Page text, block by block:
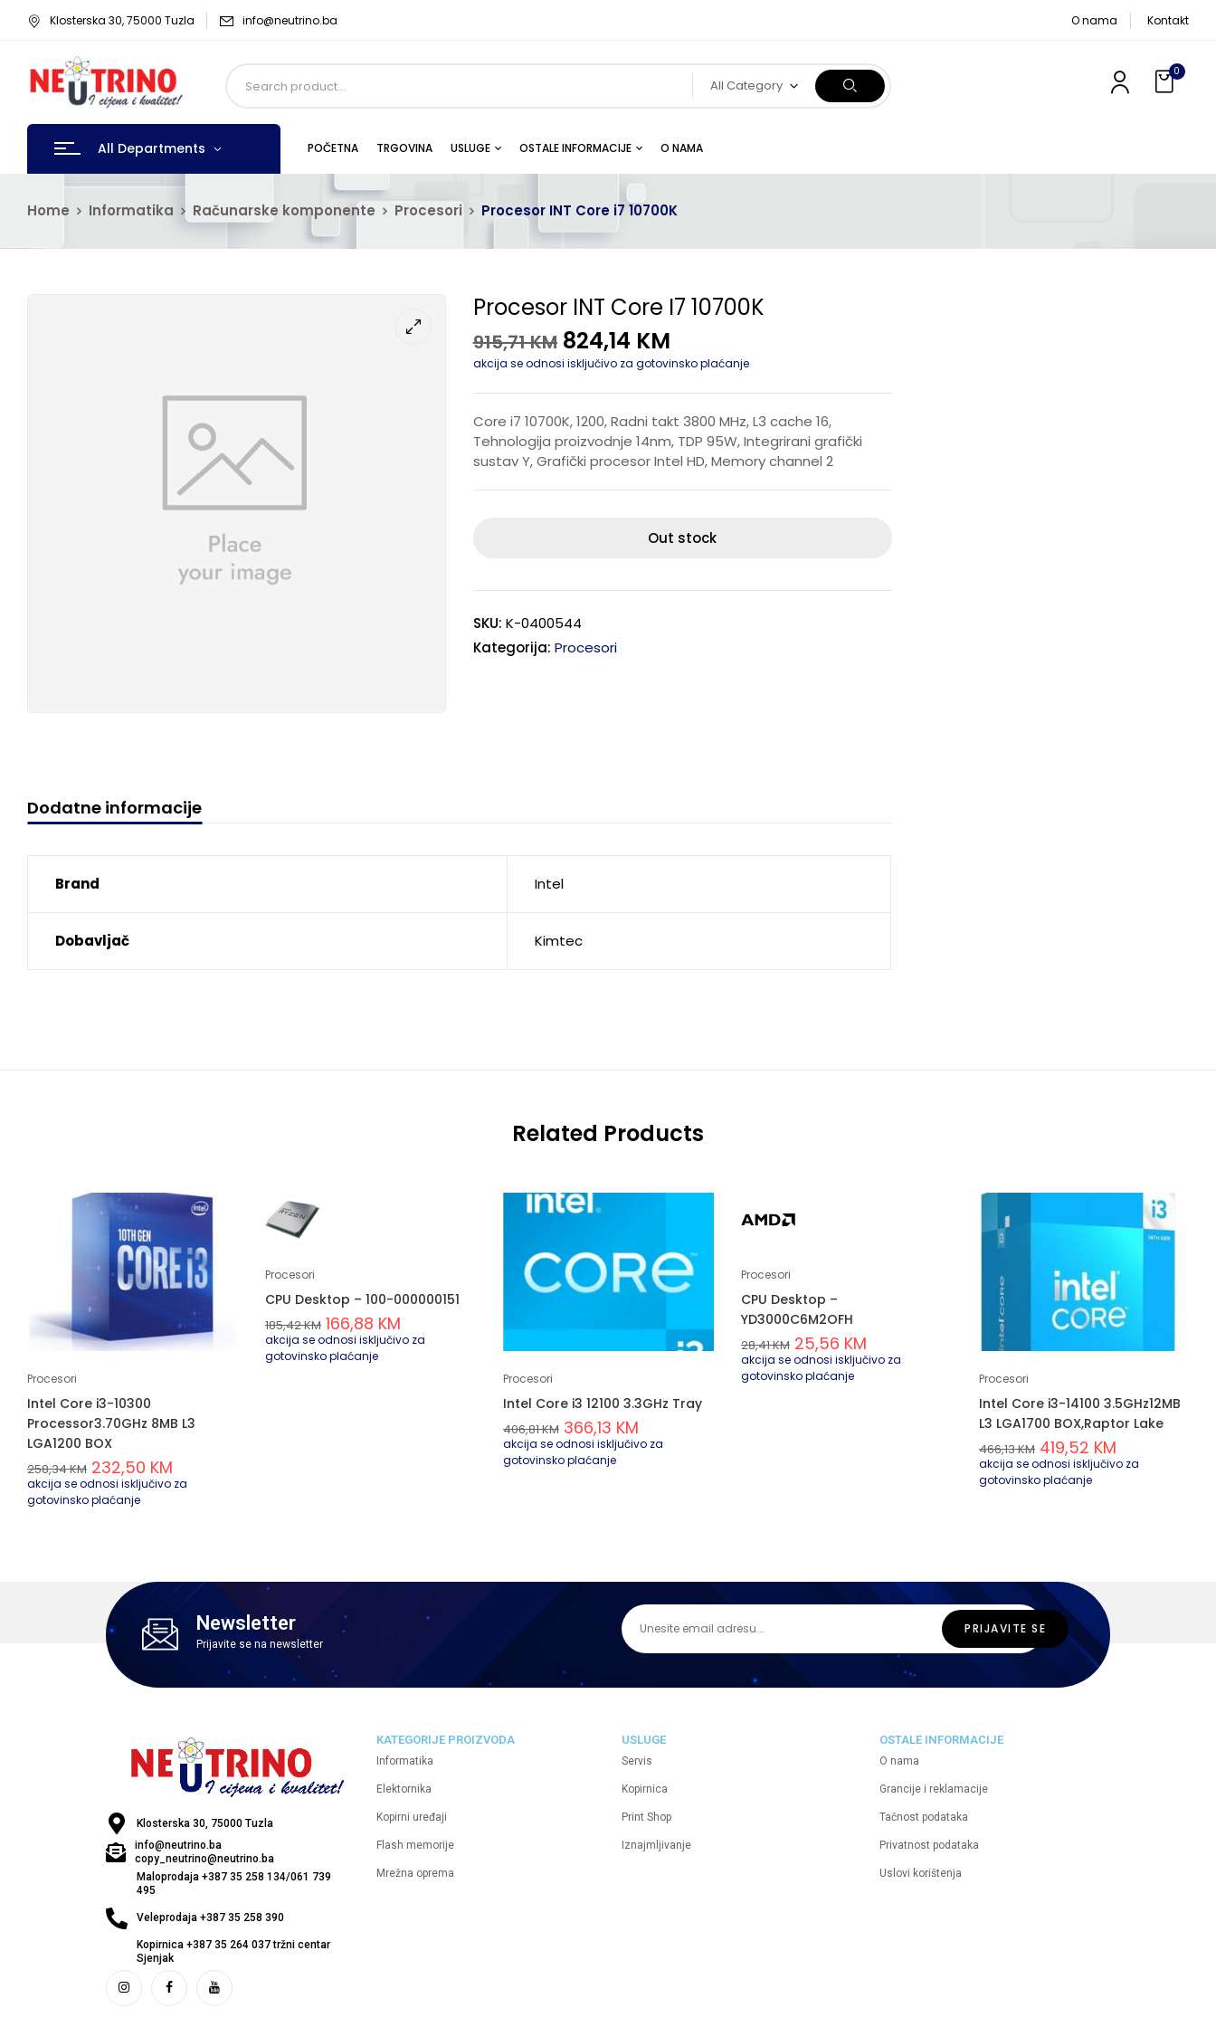
Klosterska 30, 75000 Tuzla info@neutrino.ba O nama Kontakt
All Category
0
All Departments POČETNA TRGOVINA USLUGE OSTALE INFORMACIJE O NAMA
Home Informatika Računarske komponente Procesori Procesor INT Core i7 10700K
Procesor INT Core I7 10700K
915,71KM 824,14 KM
akcija se odnosi isključivo za gotovinsko plaćanje
Core i7 10700K, 1200, Radni takt 3800 MHz, L3 cache 16,
Tehnologija proizvodnje 14nm, TDP 95W, Integrirani grafički
sustav Y, Grafički procesor Intel HD, Memory channel 2
Out stock
SKU: K-0400544
Kategorija: Procesori
Dodatne informacije
Brand Intel
Dobavljač Kimtec
Related Products
Procesori
Intel Core i3-10300
Processor3.70GHz 8MB L3
LGA1200 BOX
258,34KM 232,50 KM
akcija se odnosi isključivo za
gotovinsko plaćanje
Procesori
CPU Desktop – 100-000000151
185,42KM 166,88 KM
akcija se odnosi isključivo za
gotovinsko plaćanje
Procesori
Intel Core i3 12100 3.3GHz Tray
406,81KM 366,13 KM
akcija se odnosi isključivo za
gotovinsko plaćanje
Procesori
CPU Desktop –
YD3000C6M2OFH
28,41KM 25,56 KM
akcija se odnosi isključivo za
gotovinsko plaćanje
Procesori
Intel Core i3-14100 3.5GHz12MB
L3 LGA1700 BOX,Raptor Lake
466,13KM 419,52 KM
akcija se odnosi isključivo za
gotovinsko plaćanje
Newsletter
Prijavite se na newsletter
Klosterska 30, 75000 Tuzla
info@neutrino.ba
copy_neutrino@neutrino.ba
Maloprodaja +387 35 258 134/061 739
495
Veleprodaja +387 35 258 390
Kopirnica +387 35 264 037 tržni centar
Sjenjak
KATEGORIJE PROIZVODA
Informatika
Elektornika
Kopirni uređaji
Flash memorije
Mrežna oprema
USLUGE
Servis
Kopirnica
Print Shop
Iznajmljivanje
OSTALE INFORMACIJE
O nama
Grancije i reklamacije
Tačnost podataka
Privatnost podataka
Uslovi korištenja